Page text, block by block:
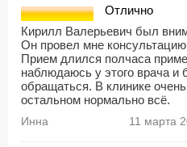
Отлично
Кирилл Валерьевич был
Он провел мне
Прием длился полчаса
наблюдаюсь у этого врача и
обращаться. В клинике
остальном нормально всё.
Инна 11 марта